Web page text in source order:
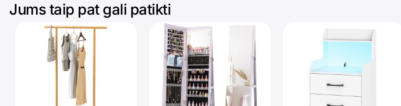
Jums taip pat gali patikti